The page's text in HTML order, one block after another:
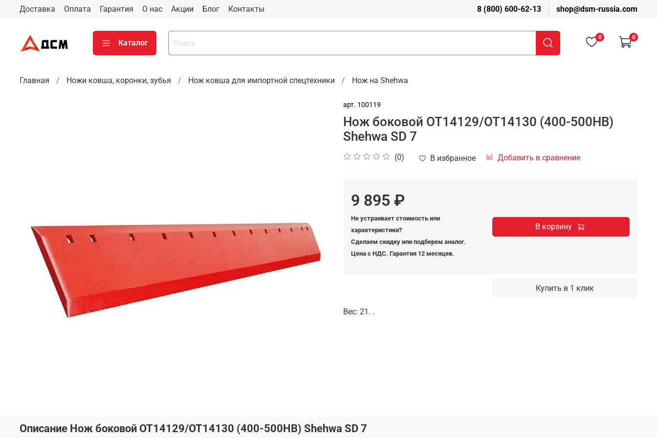
Доставка Оплата Гарантия О нас Акции Блог Контакты 8 (800) 600-62-13 shop@dsm-russia.com
Каталог
0 0
Главная Ножи ковша, коронки, зубья Нож ковша для импортной спецтехники Нож на Shehwa
арт. 100119
Нож боковой OT14129/OT14130 (400-500HB)
Shehwa SD 7
(0) В избранное Добавить в сравнение
9 895 ₽
Не устраивает стоимость или
характеристики?
Сделаем скидку или подберем аналог.
Цена с НДС. Гарантия 12 месяцев.
В корзину
Купить в 1 клик
Вес: 21. .
Описание Нож боковой OT14129/OT14130 (400-500HB) Shehwa SD 7